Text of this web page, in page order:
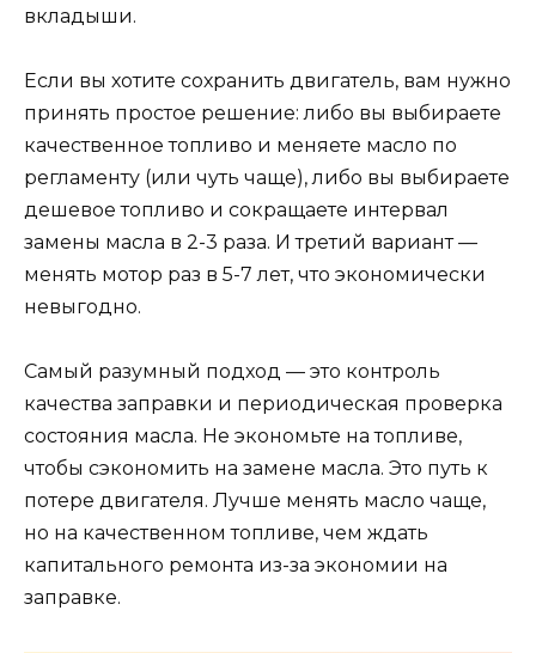
вкладыши.
Если вы хотите сохранить двигатель, вам нужно
принять простое решение: либо вы выбираете
качественное топливо и меняете масло по
регламенту (или чуть чаще), либо вы выбираете
дешевое топливо и сокращаете интервал
замены масла в 2-3 раза. И третий вариант —
менять мотор раз в 5-7 лет, что экономически
невыгодно.
Самый разумный подход — это контроль
качества заправки и периодическая проверка
состояния масла. Не экономьте на топливе,
чтобы сэкономить на замене масла. Это путь к
потере двигателя. Лучше менять масло чаще,
но на качественном топливе, чем ждать
капитального ремонта из-за экономии на
заправке.